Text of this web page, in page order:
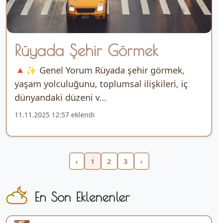
Rüyada Şehir Görmek
🔺✨ Genel Yorum Rüyada şehir görmek,
yaşam yolculuğunu, toplumsal ilişkileri, iç
dünyandaki düzeni v...
11.11.2025 12:57 eklendi
‹ 1 2 3 ›
En Son Eklenenler